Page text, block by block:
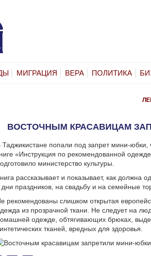
МИГРАЦИЯ ВЕРА ПОЛИТИКА
ВОСТОЧНЫМ КРАСАВИЦАМ
Таджикистане попали под запрет мини-
«Инструкция по рекомендованной
министерство культуры.
рассказывает и показывает, как должна
дни праздников, на свадьбу и на семейные
рекомендованы слишком открытая
из прозрачной ткани. Не следует на
одежде, обтягивающих брюках,
тканей, вредных для здоровья.